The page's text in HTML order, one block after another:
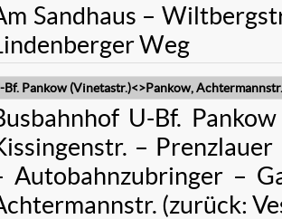
Sandhaus –
Weg
Bf. Pankow (Vinetastr.)<>Pankow, Achtermannstr.
U-Bf.
–
Autobahnzubringer –
(zurück: